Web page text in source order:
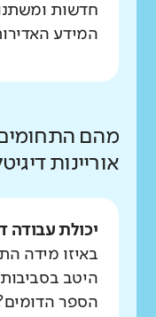
חדשות
המידע
מהם
אוריינות
יכולת עבודה
באיזו מידה
היטב בסביבות
הספר